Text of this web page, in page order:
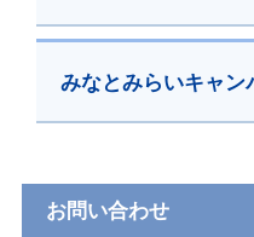
みなとみらいキャン
お問い合わせ